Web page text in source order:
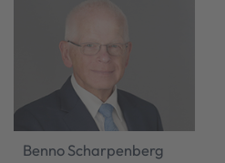
Benno Scharpenberg